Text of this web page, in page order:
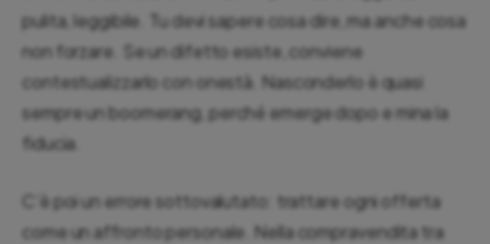
pulita, leggibile. Tu devi sapere cosa dire, ma anche cosa
non forzare. Se un difetto esiste, conviene
contestualizzarlo con onestà. Nasconderlo è quasi
sempre un boomerang, perché emerge dopo e mina la
fiducia.
C’è poi un errore sottovalutato: trattare ogni offerta
come un affronto personale. Nella compravendita tra